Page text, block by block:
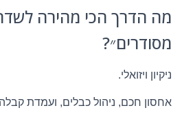
מה הדרך הכי מהירה
מסודרים״?
ניקיון ויזואלי.
אחסון חכם, ניהול כבלים, ועמדת